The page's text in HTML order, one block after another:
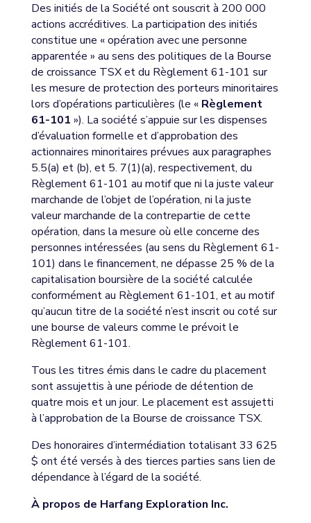
Des initiés de la Société ont souscrit à 200 000
actions accréditives. La participation des initiés
constitue une « opération avec une personne
apparentée » au sens des politiques de la Bourse
de croissance TSX et du Règlement 61-101 sur
les mesure de protection des porteurs minoritaires
lors d’opérations particulières (le « Règlement
61-101 »). La société s’appuie sur les dispenses
d’évaluation formelle et d’approbation des
actionnaires minoritaires prévues aux paragraphes
5.5(a) et (b), et 5. 7(1)(a), respectivement, du
Règlement 61-101 au motif que ni la juste valeur
marchande de l’objet de l’opération, ni la juste
valeur marchande de la contrepartie de cette
opération, dans la mesure où elle concerne des
personnes intéressées (au sens du Règlement 61-
101) dans le financement, ne dépasse 25 % de la
capitalisation boursière de la société calculée
conformément au Règlement 61-101, et au motif
qu’aucun titre de la société n’est inscrit ou coté sur
une bourse de valeurs comme le prévoit le
Règlement 61-101.
Tous les titres émis dans le cadre du placement
sont assujettis à une période de détention de
quatre mois et un jour. Le placement est assujetti
à l’approbation de la Bourse de croissance TSX.
Des honoraires d’intermédiation totalisant 33 625
$ ont été versés à des tierces parties sans lien de
dépendance à l’égard de la société.
À propos de Harfang Exploration Inc.